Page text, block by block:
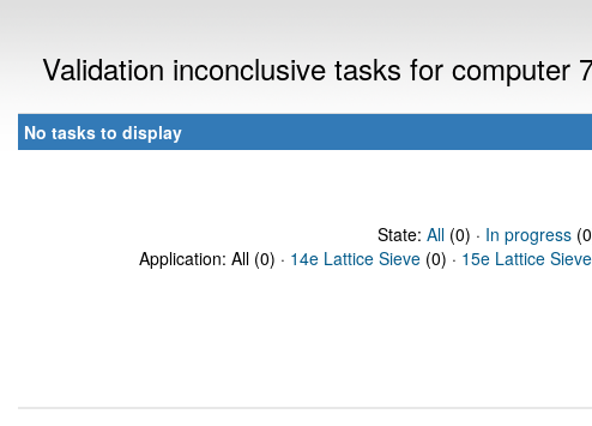
Validation inconclusive tasks for computer
No tasks to display
State: All(0) · In progress
Application: All (0) · 14e Lattice Sieve (0) · 15e Lattice Sieve